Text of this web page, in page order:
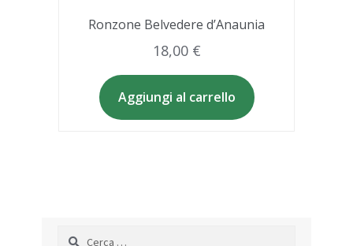
Ronzone Belvedere d’Anaunia
18,00 €
Aggiungi al carrello
Ricerca